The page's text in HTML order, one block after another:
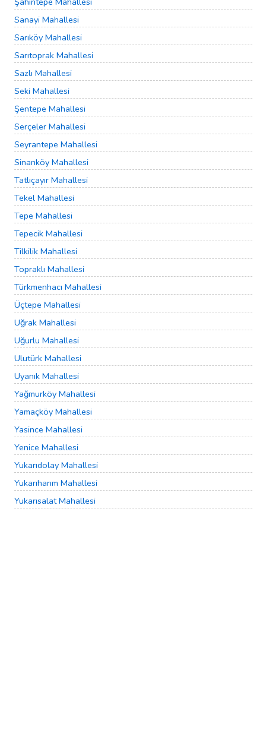
Sanayi Mahallesi
Sarıköy Mahallesi
Sarıtoprak Mahallesi
Sazlı Mahallesi
Seki Mahallesi
Şentepe Mahallesi
Serçeler Mahallesi
Seyrantepe Mahallesi
Sinanköy Mahallesi
Tatlıçayır Mahallesi
Tekel Mahallesi
Tepe Mahallesi
Tepecik Mahallesi
Tilkilik Mahallesi
Topraklı Mahallesi
Türkmenhacı Mahallesi
Üçtepe Mahallesi
Uğrak Mahallesi
Uğurlu Mahallesi
Ulutürk Mahallesi
Uyanık Mahallesi
Yağmurköy Mahallesi
Yamaçköy Mahallesi
Yasince Mahallesi
Yenice Mahallesi
Yukarıdolay Mahallesi
Yukarıharım Mahallesi
Yukarısalat Mahallesi